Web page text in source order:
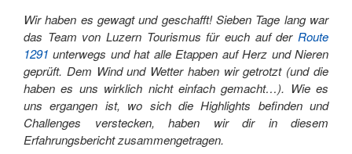
Wir haben es gewagt und geschafft! Sieben Tage lang war
das Team von Luzern Tourismus für euch auf der Route
1291unterwegs und hat alle Etappen auf Herz und Nieren
geprüft. Dem Wind und Wetter haben wir getrotzt (und die
haben es uns wirklich nicht einfach gemacht…). Wie es
uns ergangen ist, wo sich die Highlights befinden und
Challenges verstecken, haben wir dir in diesem
Erfahrungsbericht zusammengetragen.